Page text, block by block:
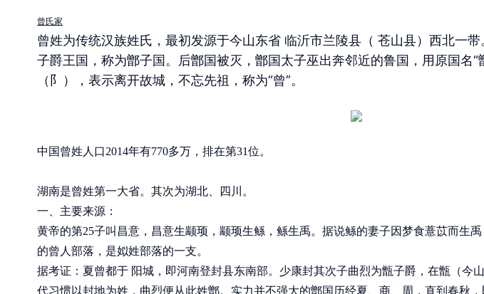
曾氏家
曾姓为传统汉族姓氏，最初发源于今山东省 临沂市兰陵县（ 苍山县）西北一
子爵王国，称为鄫子国。后鄫国被灭，鄫国太子巫出奔邻近的鲁国，用原国名“
（阝），表示离开故城，不忘先祖，称为“曾”。
中国曾姓人口2014年有770多万，排在第31位。
湖南是曾姓第一大省。其次为湖北、四川。
一、主要来源：
黄帝的第25子叫昌意，昌意生颛顼，颛顼生鲧，鲧生禹。据说鲧的妻子因梦食薏苡而生
的曾人部落，是姒姓部落的一支。
据考证：夏曾都于 阳城，即河南登封县东南部。少康封其次子曲烈为甑子爵，在甑（今
代习惯以封地为姓，曲烈便从此姓鄫。实力并不强大的鄫国历经夏、商、周，直到春秋，